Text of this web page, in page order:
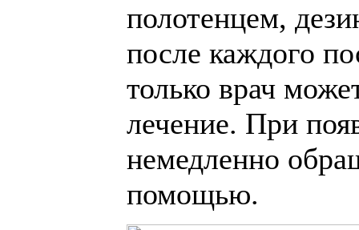
полотенцем,
после каждого
только врач
лечение. При
немедленно
помощью.